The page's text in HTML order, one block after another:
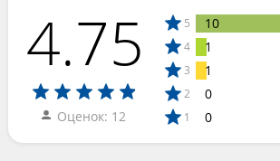
4.75
Оценок: 12
5 10
4 1
3 1
2 0
1 0